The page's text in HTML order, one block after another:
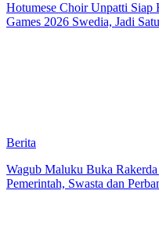
Hotumese Choir Unpatti
Games 2026 Swedia, Jadi
Berita
Wagub Maluku Buka
Pemerintah, Swasta dan